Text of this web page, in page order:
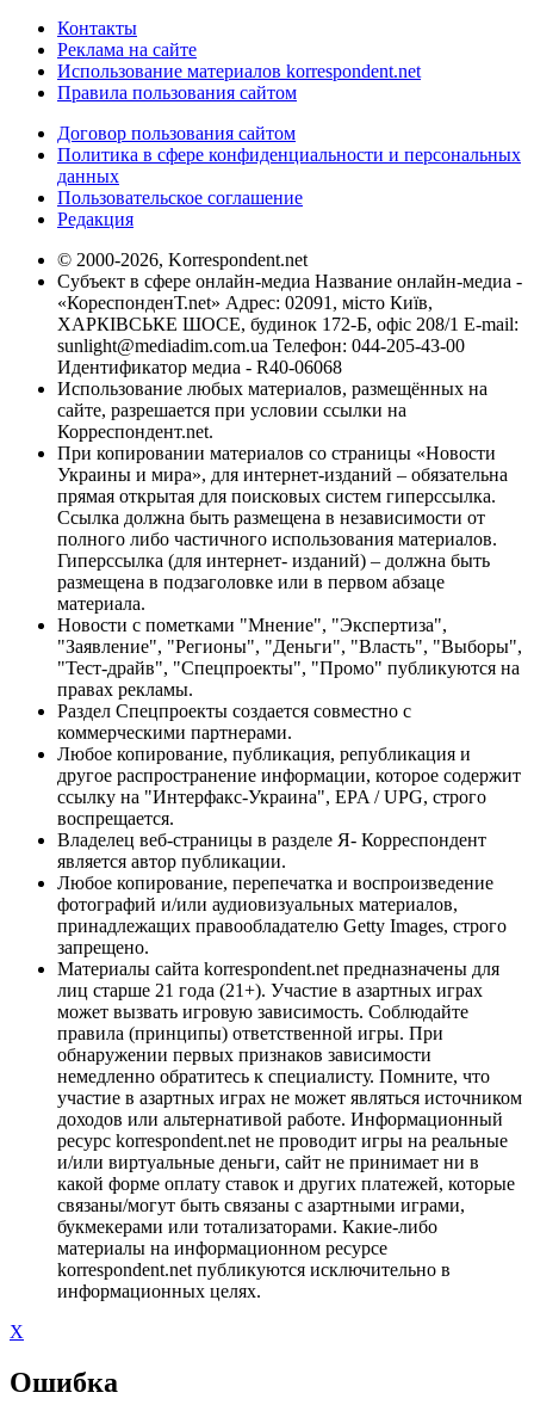
Контакты
Реклама на сайте
Использование материалов korrespondent.net
Правила пользования сайтом
Договор пользования сайтом
Политика в сфере конфиденциальности и персональных
данных
Пользовательское соглашение
Редакция
© 2000-2026, Korrespondent.net
Субъект в сфере онлайн-медиа Название онлайн-медиа -
«КореспонденТ.net» Адрес: 02091, місто Київ,
ХАРКІВСЬКЕ ШОСЕ, будинок 172-Б, офіс 208/1 E-mail:
sunlight@mediadim.com.ua Телефон: 044-205-43-00
Идентификатор медиа - R40-06068
Использование любых материалов, размещённых на
сайте, разрешается при условии ссылки на
Корреспондент.net.
При копировании материалов со страницы «Новости
Украины и мира», для интернет-изданий – обязательна
прямая открытая для поисковых систем гиперссылка.
Ссылка должна быть размещена в независимости от
полного либо частичного использования материалов.
Гиперссылка (для интернет- изданий) – должна быть
размещена в подзаголовке или в первом абзаце
материала.
Новости с пометками "Мнение", "Экспертиза",
"Заявление", "Регионы", "Деньги", "Власть", "Выборы",
"Тест-драйв", "Спецпроекты", "Промо" публикуются на
правах рекламы.
Раздел Спецпроекты создается совместно с
коммерческими партнерами.
Любое копирование, публикация, републикация и
другое распространение информации, которое содержит
ссылку на "Интерфакс-Украина", EPA / UPG, строго
воспрещается.
Владелец веб-страницы в разделе Я- Корреспондент
является автор публикации.
Любое копирование, перепечатка и воспроизведение
фотографий и/или аудиовизуальных материалов,
принадлежащих правообладателю Getty Images, строго
запрещено.
Материалы сайта korrespondent.net предназначены для
лиц старше 21 года (21+). Участие в азартных играх
может вызвать игровую зависимость. Соблюдайте
правила (принципы) ответственной игры. При
обнаружении первых признаков зависимости
немедленно обратитесь к специалисту. Помните, что
участие в азартных играх не может являться источником
доходов или альтернативой работе. Информационный
ресурс korrespondent.net не проводит игры на реальные
и/или виртуальные деньги, сайт не принимает ни в
какой форме оплату ставок и других платежей, которые
связаны/могут быть связаны с азартными играми,
букмекерами или тотализаторами. Какие-либо
материалы на информационном ресурсе
korrespondent.net публикуются исключительно в
информационных целях.
X
Ошибка